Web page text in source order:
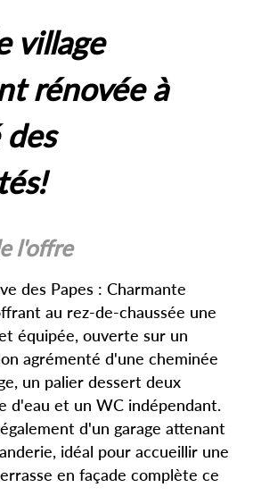
rénovée à
l'offre
des Papes : Charmante
au rez-de-chaussée une
équipée, ouverte sur un
agrémenté d'une cheminée
un palier dessert deux
d'eau et un WC indépendant.
d'un garage attenant
idéal pour accueillir une
en façade complète ce